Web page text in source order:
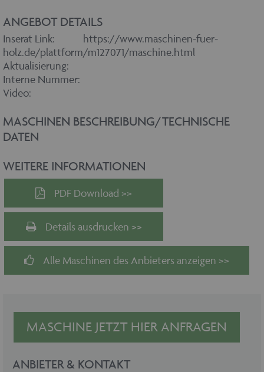
ANGEBOT DETAILS
Inserat Link:
https://www.maschinen-fuer-
holz.de/plattform/m127071/maschine.html
Aktualisierung:
Interne Nummer:
Video:
MASCHINEN BESCHREIBUNG/TECHNISCHE
DATEN
WEITERE INFORMATIONEN
PDF Download >>
Details ausdrucken >>
Alle Maschinen des Anbieters anzeigen >>
MASCHINE JETZT HIER ANFRAGEN
ANBIETER & KONTAKT